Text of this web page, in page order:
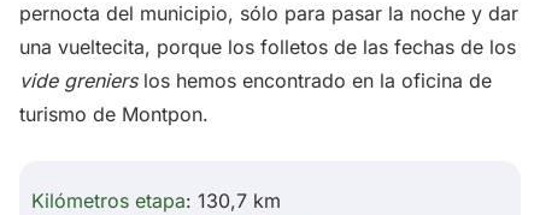
pernocta del municipio, sólo para pasar la noche y dar
una vueltecita, porque los folletos de las fechas de los
vide grenierslos hemos encontrado en la oficina de
turismo de Montpon.
Kilómetros etapa: 130,7 km